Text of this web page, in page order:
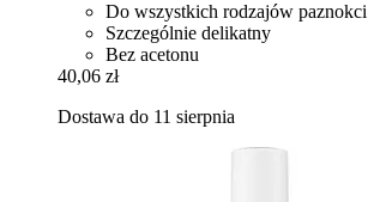
Do wszystkich rodzajów paznokci
Szczególnie delikatny
Bez acetonu
40,06 zł
Dostawa do 11 sierpnia